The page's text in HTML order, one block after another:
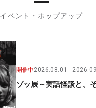
イベント・ポップアップ
開催中2026.08.01
ゾッ展～実話怪談と、